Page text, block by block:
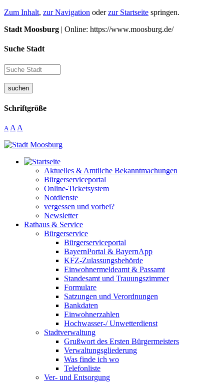
Zum Inhalt, zur Navigation oderzur Startseite springen.
Stadt Moosburg | Online: https://www.moosburg.de/
Suche Stadt
suchen
Schriftgröße
A A A
Aktuelles & Amtliche Bekanntmachungen
Bürgerserviceportal
Online-Ticketsystem
Notdienste
vergessen und vorbei?
Newsletter
Rathaus & Service
Bürgerservice
Bürgerserviceportal
BayernPortal & BayernApp
KFZ-Zulassungsbehörde
Einwohnermeldeamt & Passamt
Standesamt und Trauungszimmer
Formulare
Satzungen und Verordnungen
Bankdaten
Einwohnerzahlen
Hochwasser-/ Unwetterdienst
Stadtverwaltung
Grußwort des Ersten Bürgermeisters
Verwaltungsgliederung
Was finde ich wo
Telefonliste
Ver- und Entsorgung